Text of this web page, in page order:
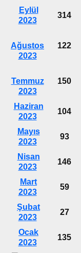
Eylül
2023
314
Ağustos
2023
122
Temmuz
2023
150
Haziran
2023
104
Mayıs
2023
93
Nisan
2023
146
Mart
2023
59
Şubat
2023
27
Ocak
2023
135